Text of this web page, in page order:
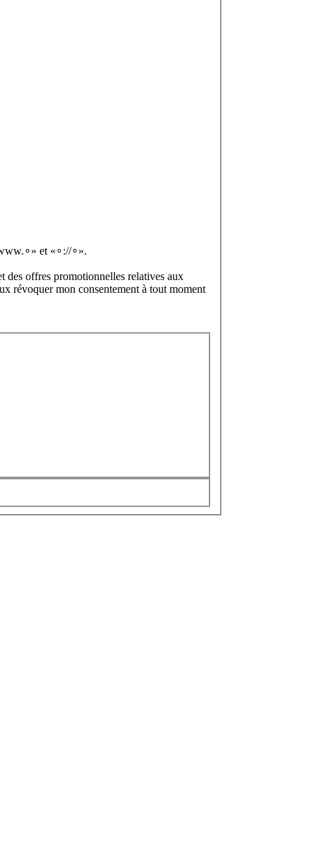
et «∘://∘».
des offres promotionnelles relatives aux
révoquer mon consentement à tout moment